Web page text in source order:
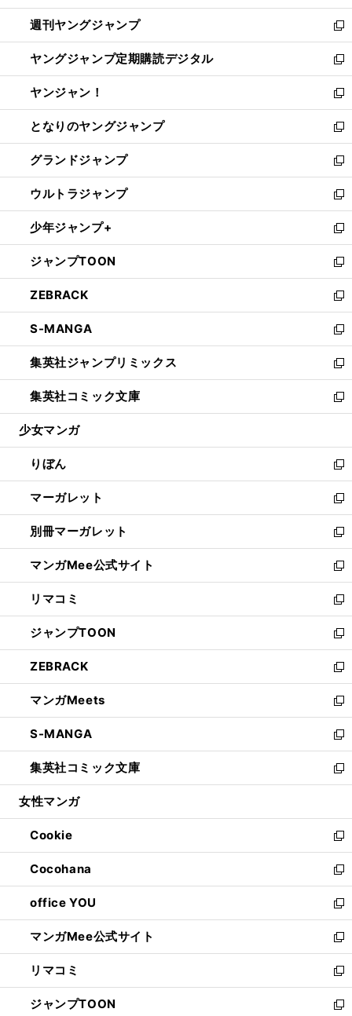
開
く
ウ
で
開
く
ン
ド
ウ
で
開
く
ウ
ィ
ン
ド
ウ
で
開
く
週刊ヤングジャンプ
新
し
い
ウ
ィ
ン
ド
ウ
で
開
く
ヤングジャンプ定期購読デジタル
新
し
い
ウ
ィ
ン
ド
ウ
で
開
く
ヤンジャン！
新
し
い
ウ
ィ
ン
ド
ウ
で
開
く
となりのヤングジャンプ
新
し
い
ウ
ィ
ン
ド
ウ
で
開
く
グランドジャンプ
新
し
い
ウ
ィ
ン
ド
ウ
で
開
く
ウルトラジャンプ
新
し
い
ウ
ィ
ン
ド
ウ
で
開
く
少年ジャンプ+
新
し
い
ウ
ィ
ン
ド
ウ
で
開
く
ジャンプTOON
新
し
い
ウ
ィ
ン
ド
ウ
で
開
ZEBRACK
新
し
い
ウ
ィ
ン
ド
ウ
開
く
S-MANGA
新
し
い
ウ
ィ
ン
ウ
で
開
く
集英社ジャンプリミックス
新
し
い
ウ
ン
ド
ウ
で
開
く
集英社コミック文庫
新
し
ウ
ィ
ン
ド
ウ
で
開
く
少女マンガ
りぼん
新
し
い
ウ
ィ
ン
ド
ウ
で
開
く
マーガレット
新
し
い
ウ
ィ
ン
ド
ウ
で
開
く
別冊マーガレット
新
し
い
ウ
ィ
ン
ド
ウ
で
開
く
マンガMee公式サイト
新
し
い
ウ
ィ
ン
ド
ウ
で
開
く
リマコミ
新
し
い
ウ
ィ
ン
ド
ウ
で
開
く
ジャンプTOON
新
し
い
ウ
ィ
ン
ド
ウ
で
開
ZEBRACK
新
し
い
ウ
ィ
ン
ド
ウ
開
く
マンガMeets
新
し
い
ウ
ィ
ン
ウ
で
開
く
S-MANGA
新
し
い
ウ
ン
ド
ウ
で
開
く
集英社コミック文庫
新
し
ウ
ィ
ン
ド
ウ
で
開
く
女性マンガ
Cookie
新
し
い
ウ
ィ
ン
ド
ウ
で
開
く
Cocohana
新
し
い
ウ
ィ
ン
ド
ウ
で
office YOU
新
し
い
ウ
ィ
ン
ド
マンガMee公式サイト
新
し
い
ウ
ィ
リマコミ
新
し
い
ジャンプTOON 新